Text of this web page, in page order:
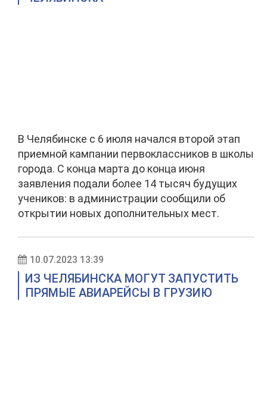
В Челябинске с 6 июля начался второй этап
приемной кампании первоклассников в школы
города. С конца марта до конца июня
заявления подали более 14 тысяч будущих
учеников: в администрации сообщили об
открытии новых дополнительных мест.
10.07.2023 13:39
ИЗ ЧЕЛЯБИНСКА МОГУТ ЗАПУСТИТЬ
ПРЯМЫЕ АВИАРЕЙСЫ В ГРУЗИЮ